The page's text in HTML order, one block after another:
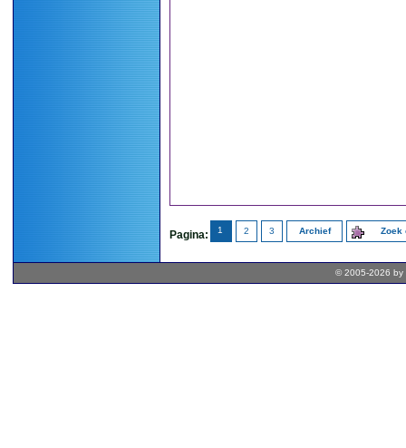
Pagina: 1 2 3 Archief Zoek
© 2005-2026 by